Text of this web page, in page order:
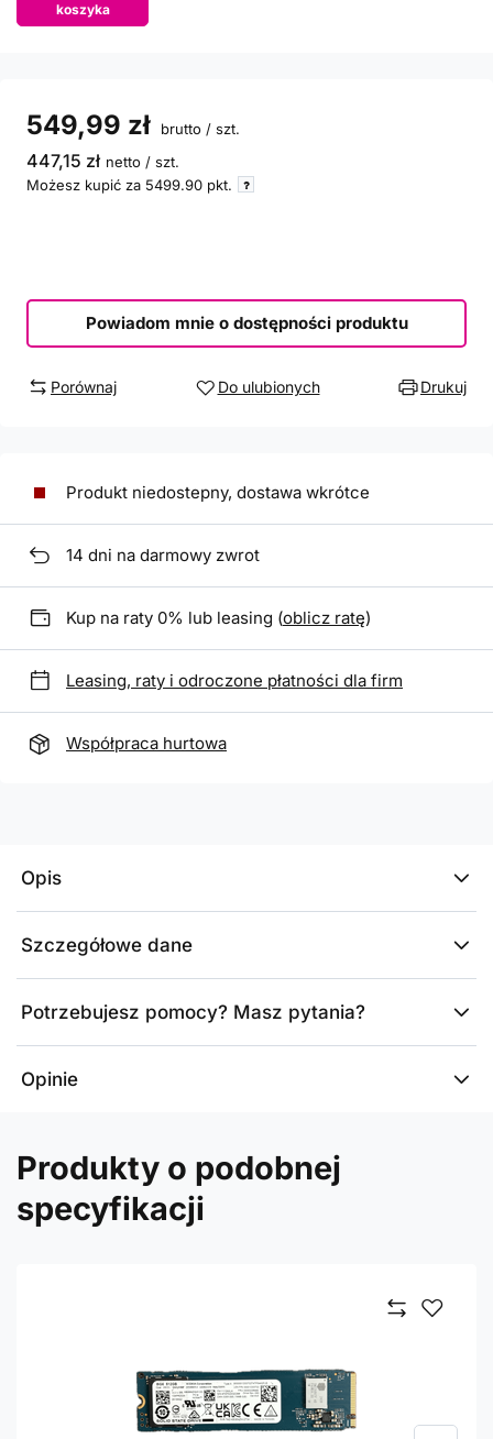
koszyka
549,99 zł brutto / szt.
447,15 zł netto / szt.
Możesz kupić za 5499.90 pkt.
Powiadom mnie o dostępności produktu
Porównaj Do ulubionych Drukuj
Produkt niedostepny, dostawa wkrótce
14 dni na darmowy zwrot
Kup na raty 0% lub leasing (oblicz ratę)
Leasing, raty i odroczone płatności dla firm
Współpraca hurtowa
Opis
Szczegółowe dane
Potrzebujesz pomocy? Masz pytania?
Opinie
Produkty o podobnej
specyfikacji